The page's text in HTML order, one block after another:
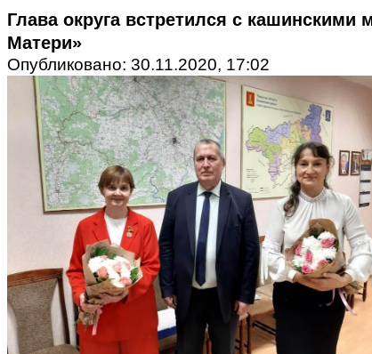
Глава округа встретился с
Матери»
Опубликовано: 30.11.2020, 17:02